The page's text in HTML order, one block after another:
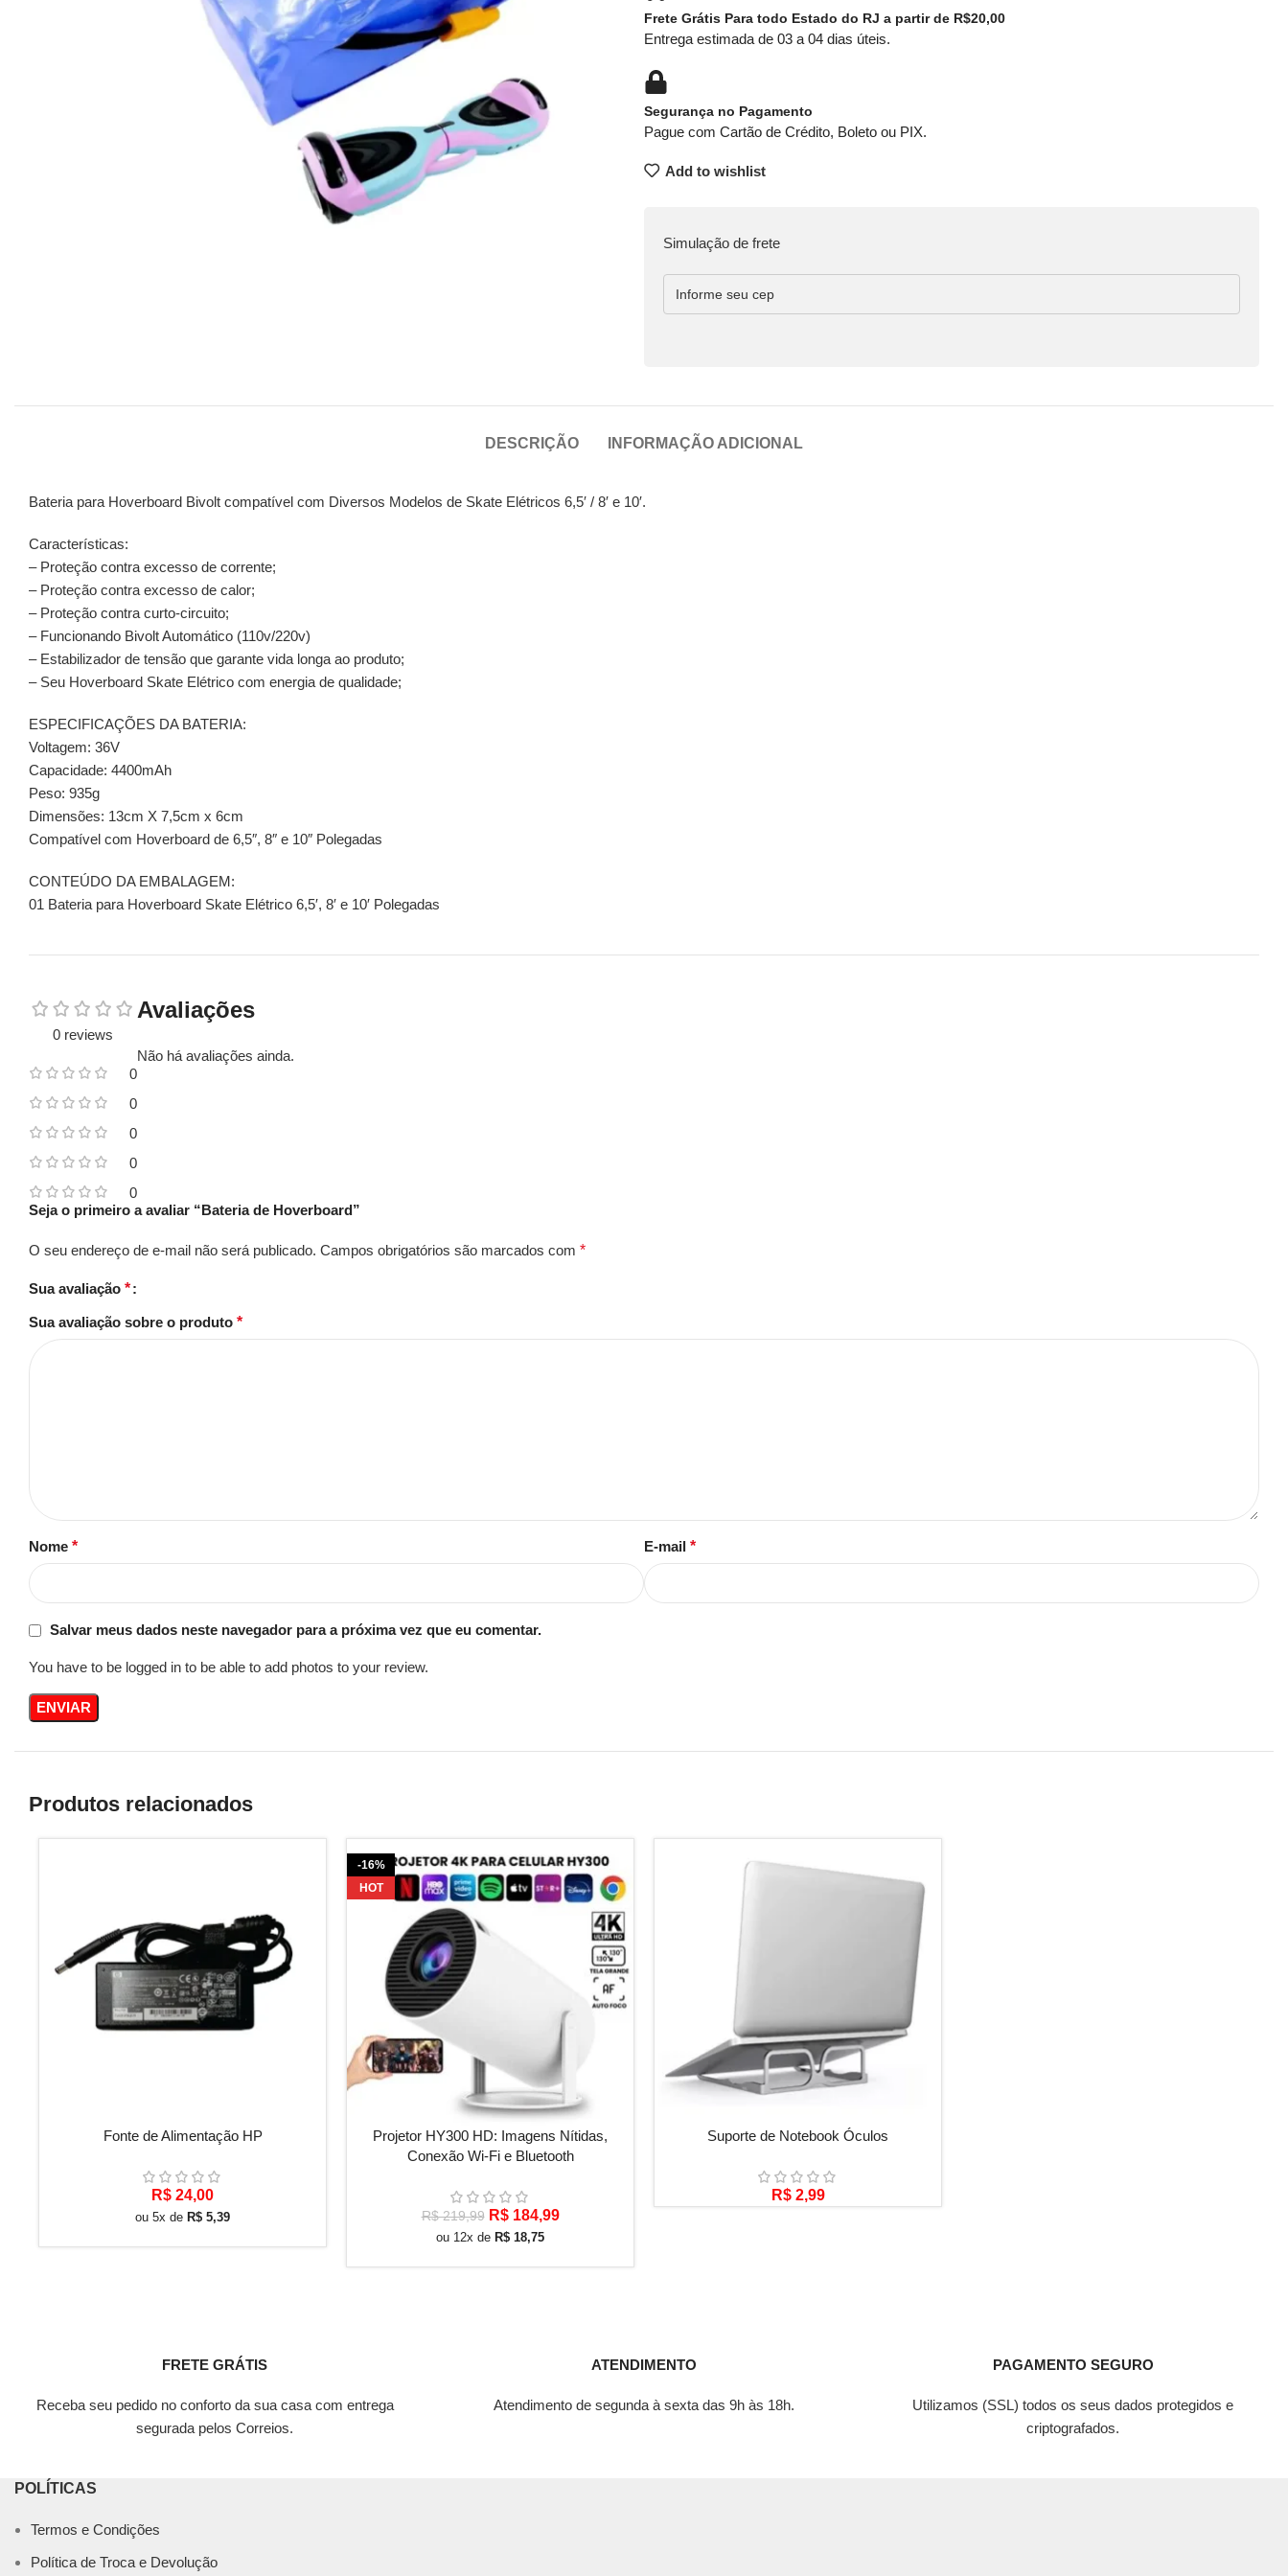
Frete Grátis Para todo Estado do RJ a partir de R$20,00
Entrega estimada de 03 a 04 dias úteis.
Segurança no Pagamento
Pague com Cartão de Crédito, Boleto ou PIX.
Add to wishlist
Simulação de frete
DESCRIÇÃO INFORMAÇÃO ADICIONAL
Bateria para Hoverboard Bivolt compatível com Diversos Modelos de Skate Elétricos 6,5′ / 8′ e 10′.
Características:
– Proteção contra excesso de corrente;
– Proteção contra excesso de calor;
– Proteção contra curto-circuito;
– Funcionando Bivolt Automático (110v/220v)
– Estabilizador de tensão que garante vida longa ao produto;
– Seu Hoverboard Skate Elétrico com energia de qualidade;
ESPECIFICAÇÕES DA BATERIA:
Voltagem: 36V
Capacidade: 4400mAh
Peso: 935g
Dimensões: 13cm X 7,5cm x 6cm
Compatível com Hoverboard de 6,5″, 8″ e 10″ Polegadas
CONTEÚDO DA EMBALAGEM:
01 Bateria para Hoverboard Skate Elétrico 6,5′, 8′ e 10′ Polegadas
0 reviews
0
0
0
0
0
Avaliações
Não há avaliações ainda.
Seja o primeiro a avaliar “Bateria de Hoverboard”
O seu endereço de e-mail não será publicado. Campos obrigatórios são marcados com *
Sua avaliação *
Sua avaliação sobre o produto *
Nome * E-mail *
Salvar meus dados neste navegador para a próxima vez que eu comentar.
You have to be logged in to be able to add photos to your review.
Produtos relacionados
ADICIONAR AO CARRINHO
Fonte de Alimentação HP
R$ 24,00
ou 5x de R$ 5,39
-16%
HOT
ADICIONAR AO CARRINHO
Projetor HY300 HD: Imagens Nítidas,
Conexão Wi-Fi e Bluetooth
R$219,99 O
preço
R$184,99O
ou 12x de R$ 18,75
ADICIONAR AO CARRINHO
Suporte de Notebook Óculos
R$2,99
FRETE GRÁTIS
Receba seu pedido no conforto da sua casa com entrega
segurada pelos Correios.
ATENDIMENTO
Atendimento de segunda à sexta das 9h às 18h.
PAGAMENTO SEGURO
Utilizamos (SSL) todos os seus dados protegidos e
criptografados.
POLÍTICAS
Termos e Condições
Política de Troca e Devolução